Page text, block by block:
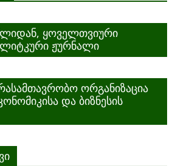
ყოველთვიური
ჟურნალი
ორგანიზაცია
და ბიზნესის